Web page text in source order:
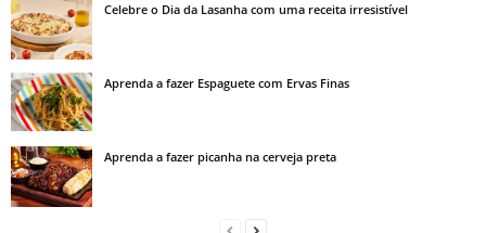
Celebre o Dia da Lasanha com uma receita irresistível
Aprenda a fazer Espaguete com Ervas Finas
Aprenda a fazer picanha na cerveja preta